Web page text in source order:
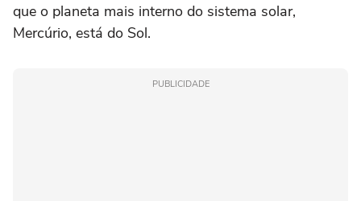
que o planeta mais interno do sistema solar,
Mercúrio, está do Sol.
PUBLICIDADE